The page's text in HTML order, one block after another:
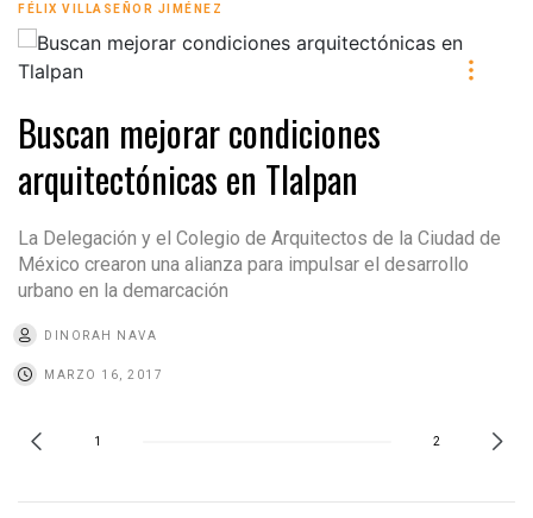
FÉLIX VILLASEÑOR JIMÉNEZ
Buscan mejorar condiciones
arquitectónicas en Tlalpan
La Delegación y el Colegio de Arquitectos de la Ciudad de
México crearon una alianza para impulsar el desarrollo
urbano en la demarcación
DINORAH NAVA
MARZO 16, 2017
1 2